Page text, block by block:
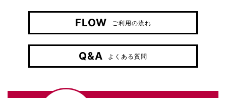
FLOW ご利用の流れ
Q&A よくある質問